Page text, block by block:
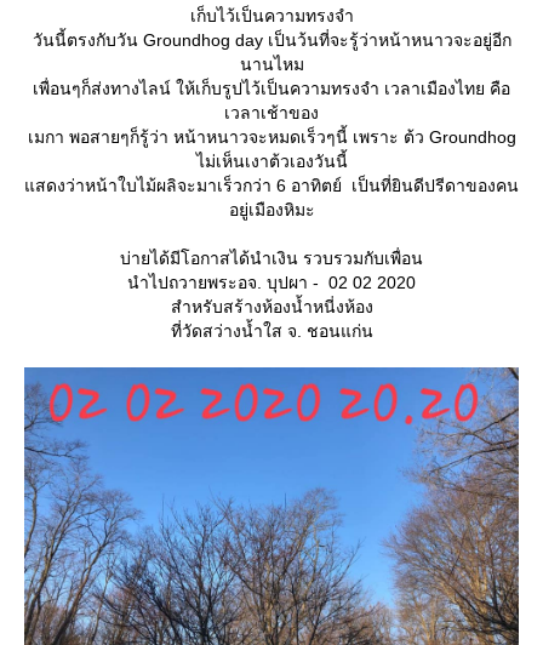
เก็บไว้เป็นความทรงจำ
วันนี้ตรงกับวัน Groundhog day เป็นว้นที่จะรู้ว่าหน้าหนาวจะอยู่อีก
นานไหม
เพื่อนๆก็ส่งทางไลน์ ให้เก็บรูปไว้เป็นความทรงจำ เวลาเมืองไทย คือ
เวลาเช้าของ
เมกา พอสายๆก็รู้ว่า หน้าหนาวจะหมดเร็วๆนี้ เพราะ ต้ว Groundhog
ไม่เห็นเงาต้วเองวันนี้
สดงว่าหน้าใบไม้ผลิจะมาเร็วกว่า 6 อาทิตย์ เป็นที่ยินดีปรีดาของคน
อยู่เมืองหิมะ
บ่ายได้มีโอกาสได้นำเงิน รวบรวมกับเพื่อน
นำไปถวายพระอจ. บุปผา - 02 02 2020
สำหรับสร้างห้องน้ำหนี่งห้อง
ที่วัดสว่างน้ำใส จ. ชอนแก่น